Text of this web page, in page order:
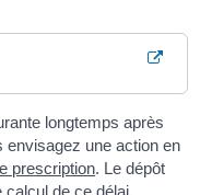
longtemps après
envisagez une action en
prescription. Le dépôt